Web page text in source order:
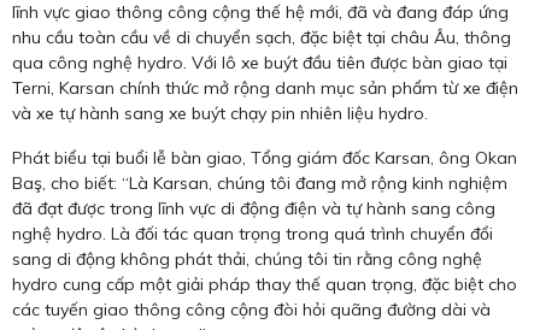
lĩnh vực giao thông công cộng thế hệ mới, đã và đang đáp ứng
nhu cầu toàn cầu về di chuyển sạch, đặc biệt tại châu Âu, thông
qua công nghệ hydro. Với lô xe buýt đầu tiên được bàn giao tại
Terni, Karsan chính thức mở rộng danh mục sản phẩm từ xe điện
và xe tự hành sang xe buýt chạy pin nhiên liệu hydro.
Phát biểu tại buổi lễ bàn giao, Tổng giám đốc Karsan, ông Okan
Baş, cho biết: “Là Karsan, chúng tôi đang mở rộng kinh nghiệm
đã đạt được trong lĩnh vực di động điện và tự hành sang công
nghệ hydro. Là đối tác quan trọng trong quá trình chuyển đổi
sang di động không phát thải, chúng tôi tin rằng công nghệ
hydro cung cấp một giải pháp thay thế quan trọng, đặc biệt cho
các tuyến giao thông công cộng đòi hỏi quãng đường dài và